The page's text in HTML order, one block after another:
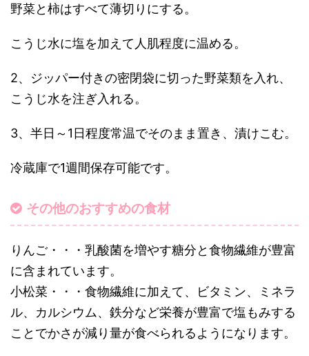
野菜と柿はすべて薄切りにする。
こうじ水に塩を加えて人肌程度に温める。
2、ジッパー付きの密閉袋に切った野菜類を入れ、
こうじ水を注ぎ入れる。
3、半日～1日程度常温でそのまま置き、漬けこむ。
冷蔵庫で1週間保存可能です。
その他のおすすめの食材
りんご・・・乳酸菌を増やす糖分と食物繊維が豊富
に含まれています。
小松菜・・・食物繊維に加えて、ビタミン、ミネラ
ル、カルシウム、鉄分など栄養が豊富で塩もみする
ことでかさが減り量が食べられるようになります。